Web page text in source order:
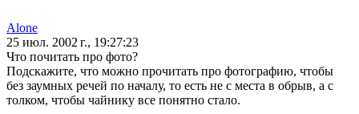
Alone
25 июл. 2002 г., 19:27:23
Что почитать про фото?
Подскажите, что можно прочитать про фотографию, чтобы
без заумных речей по началу, то есть не с места в обрыв, а с
толком, чтобы чайнику все понятно стало.